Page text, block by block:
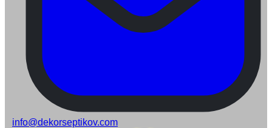
info@dekorseptikov.com